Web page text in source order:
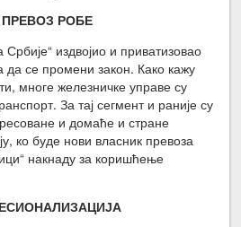
РОБЕ
издвојио и приватизовао
се промени закон. Како кажу
многе железничке управе су
За тај сегмент и раније су
и домаће и стране
ко буде нови власник превоза
накнаду за коришћење